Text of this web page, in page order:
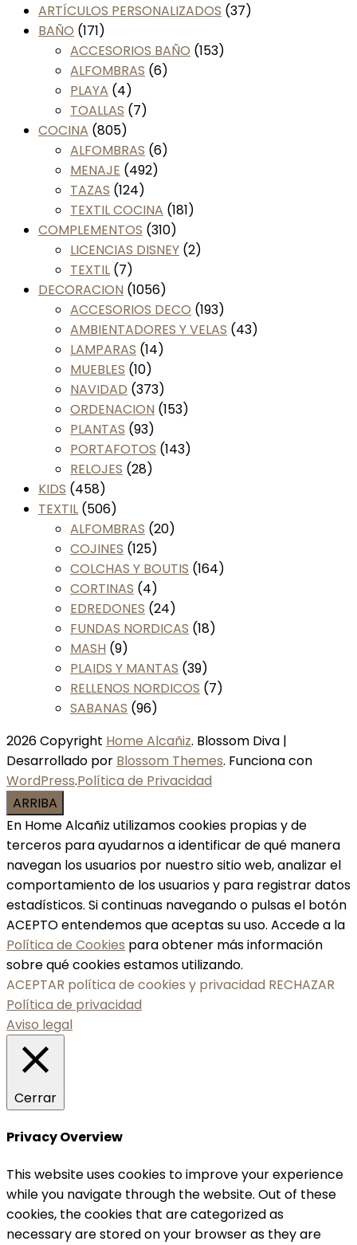
ARTÍCULOS PERSONALIZADOS (37)
BAÑO (171)
ACCESORIOS BAÑO (153)
ALFOMBRAS (6)
PLAYA (4)
TOALLAS (7)
COCINA (805)
ALFOMBRAS (6)
MENAJE (492)
TAZAS (124)
TEXTIL COCINA (181)
COMPLEMENTOS (310)
LICENCIAS DISNEY (2)
TEXTIL (7)
DECORACION (1056)
ACCESORIOS DECO (193)
AMBIENTADORES Y VELAS (43)
LAMPARAS (14)
MUEBLES (10)
NAVIDAD (373)
ORDENACION (153)
PLANTAS (93)
PORTAFOTOS (143)
RELOJES (28)
KIDS (458)
TEXTIL (506)
ALFOMBRAS (20)
COJINES (125)
COLCHAS Y BOUTIS (164)
CORTINAS (4)
EDREDONES (24)
FUNDAS NORDICAS (18)
MASH (9)
PLAIDS Y MANTAS (39)
RELLENOS NORDICOS (7)
SABANAS (96)
2026 Copyright Home Alcañiz. Blossom Diva |
Desarrollado por Blossom Themes. Funciona con
WordPress.Política de Privacidad
ARRIBA
En Home Alcañiz utilizamos cookies propias y de
terceros para ayudarnos a identificar de qué manera
navegan los usuarios por nuestro sitio web, analizar el
comportamiento de los usuarios y para registrar datos
estadísticos. Si continuas navegando o pulsas el botón
ACEPTO entendemos que aceptas su uso. Accede a la
Política de Cookies para obtener más información
sobre qué cookies estamos utilizando.
ACEPTAR política de cookies y privacidad RECHAZAR
Política de privacidad
Aviso legal
Cerrar
Privacy Overview
This website uses cookies to improve your experience
while you navigate through the website. Out of these
cookies, the cookies that are categorized as
necessary are stored on your browser as they are